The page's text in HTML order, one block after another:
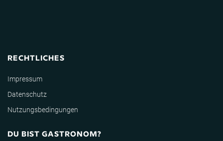
RECHTLICHES
Impressum
Datenschutz
Nutzungsbedingungen
DU BIST GASTRONOM?